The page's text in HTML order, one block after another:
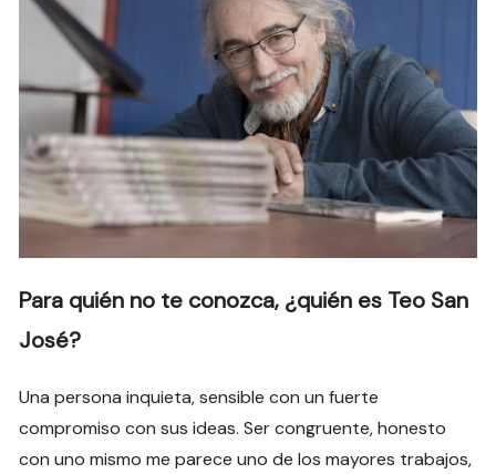
Para quién no te conozca, ¿quién es Teo San
José?
Una persona inquieta, sensible con un fuerte
compromiso con sus ideas. Ser congruente, honesto
con uno mismo me parece uno de los mayores trabajos,